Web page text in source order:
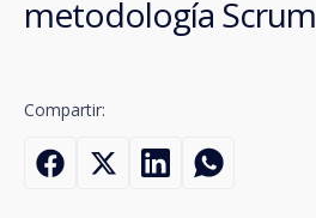
metodología Scrum
Compartir: